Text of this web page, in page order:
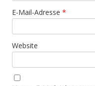
E-Mail-Adresse *
Website